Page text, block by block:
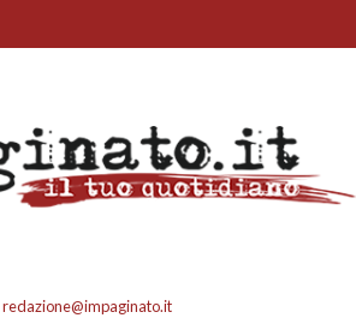
redazione@impaginato.it